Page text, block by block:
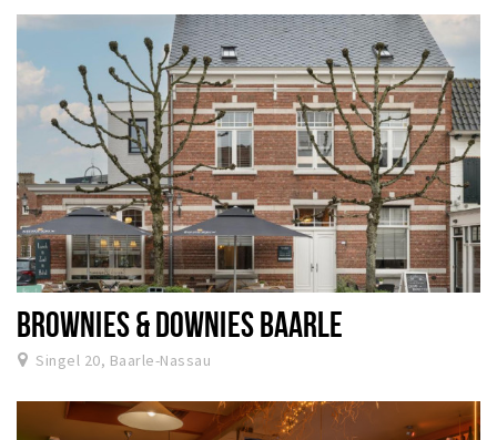
BROWNIES & DOWNIES BAARLE
Singel 20, Baarle-Nassau